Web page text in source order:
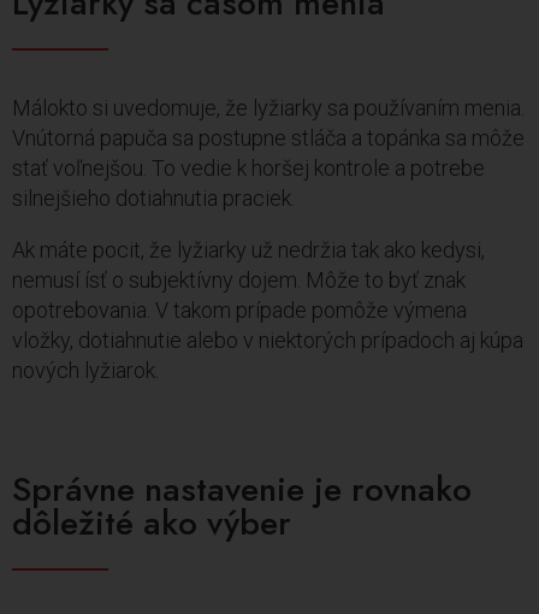
Málokto si uvedomuje, že lyžiarky sa používaním menia.
Vnútorná papuča sa postupne stláča a topánka sa môže
stať voľnejšou. To vedie k horšej kontrole a potrebe
silnejšieho dotiahnutia praciek.
Ak máte pocit, že lyžiarky už nedržia tak ako kedysi,
nemusí ísť o subjektívny dojem. Môže to byť znak
opotrebovania. V takom prípade pomôže výmena
vložky, dotiahnutie alebo v niektorých prípadoch aj kúpa
nových lyžiarok.
Správne nastavenie je rovnako
dôležité ako výber